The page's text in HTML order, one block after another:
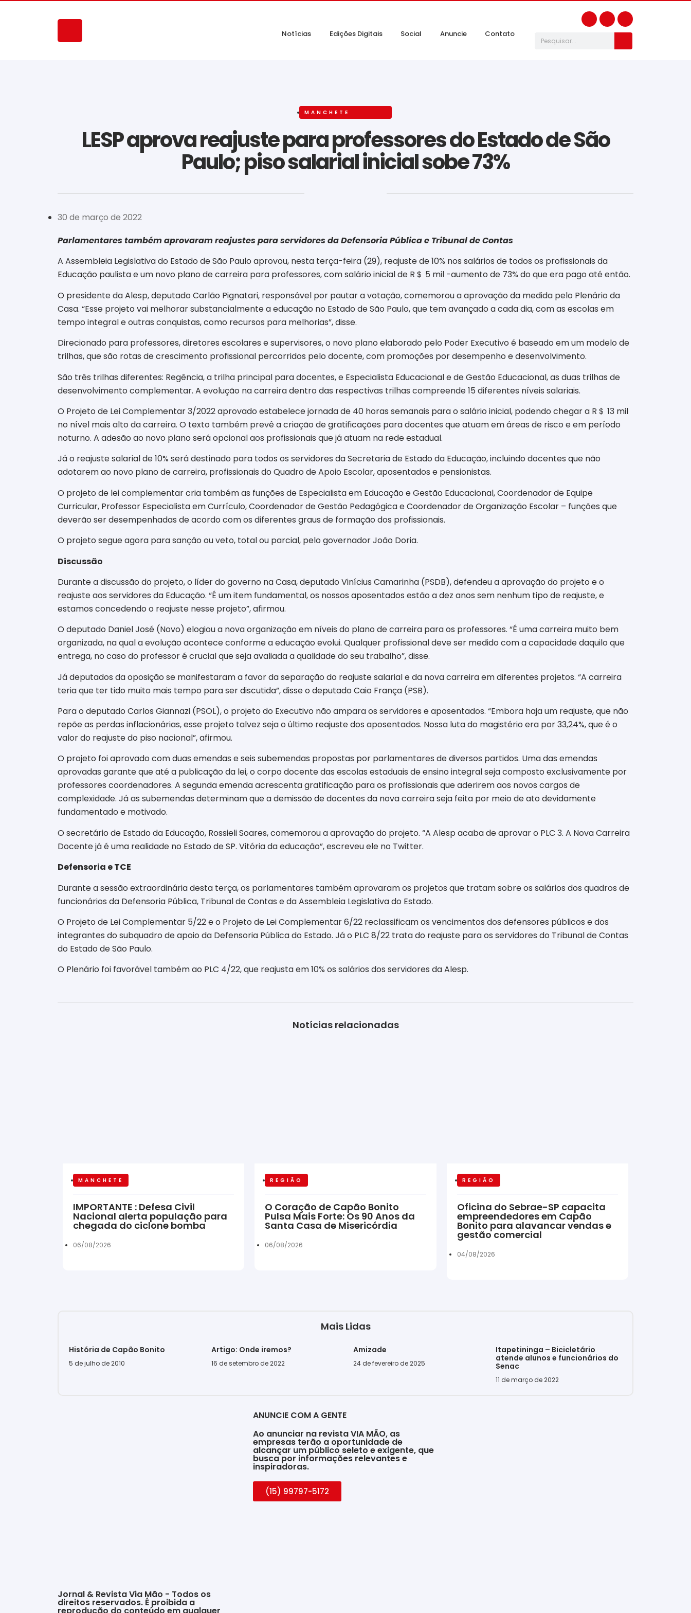
Notícias Edições Digitais Social Anuncie Contato
MANCHETE
LESP aprova reajuste para professores do Estado de São
Paulo; piso salarial inicial sobe 73%
30 de março de 2022
Parlamentares também aprovaram reajustes para servidores da Defensoria Pública e Tribunal de Contas
A Assembleia Legislativa do Estado de São Paulo aprovou, nesta terça-feira (29), reajuste de 10% nos salários de todos os profissionais da
Educação paulista e um novo plano de carreira para professores, com salário inicial de R ＄ 5 mil -aumento de 73% do que era pago até então.
O presidente da Alesp, deputado Carlão Pignatari, responsável por pautar a votação, comemorou a aprovação da medida pelo Plenário da
Casa. “Esse projeto vai melhorar substancialmente a educação no Estado de São Paulo, que tem avançado a cada dia, com as escolas em
tempo integral e outras conquistas, como recursos para melhorias”, disse.
Direcionado para professores, diretores escolares e supervisores, o novo plano elaborado pelo Poder Executivo é baseado em um modelo de
trilhas, que são rotas de crescimento profissional percorridos pelo docente, com promoções por desempenho e desenvolvimento.
São três trilhas diferentes: Regência, a trilha principal para docentes, e Especialista Educacional e de Gestão Educacional, as duas trilhas de
desenvolvimento complementar. A evolução na carreira dentro das respectivas trilhas compreende 15 diferentes níveis salariais.
O Projeto de Lei Complementar 3/2022 aprovado estabelece jornada de 40 horas semanais para o salário inicial, podendo chegar a R ＄ 13 mil
no nível mais alto da carreira. O texto também prevê a criação de gratificações para docentes que atuam em áreas de risco e em período
noturno. A adesão ao novo plano será opcional aos profissionais que já atuam na rede estadual.
Já o reajuste salarial de 10% será destinado para todos os servidores da Secretaria de Estado da Educação, incluindo docentes que não
adotarem ao novo plano de carreira, profissionais do Quadro de Apoio Escolar, aposentados e pensionistas.
O projeto de lei complementar cria também as funções de Especialista em Educação e Gestão Educacional, Coordenador de Equipe
Curricular, Professor Especialista em Currículo, Coordenador de Gestão Pedagógica e Coordenador de Organização Escolar – funções que
deverão ser desempenhadas de acordo com os diferentes graus de formação dos profissionais.
O projeto segue agora para sanção ou veto, total ou parcial, pelo governador João Doria.
Discussão
Durante a discussão do projeto, o líder do governo na Casa, deputado Vinícius Camarinha (PSDB), defendeu a aprovação do projeto e o
reajuste aos servidores da Educação. “É um item fundamental, os nossos aposentados estão a dez anos sem nenhum tipo de reajuste, e
estamos concedendo o reajuste nesse projeto”, afirmou.
O deputado Daniel José (Novo) elogiou a nova organização em níveis do plano de carreira para os professores. “É uma carreira muito bem
organizada, na qual a evolução acontece conforme a educação evolui. Qualquer profissional deve ser medido com a capacidade daquilo que
entrega, no caso do professor é crucial que seja avaliada a qualidade do seu trabalho”, disse.
Já deputados da oposição se manifestaram a favor da separação do reajuste salarial e da nova carreira em diferentes projetos. “A carreira
teria que ter tido muito mais tempo para ser discutida”, disse o deputado Caio França (PSB).
Para o deputado Carlos Giannazi (PSOL), o projeto do Executivo não ampara os servidores e aposentados. “Embora haja um reajuste, que não
repõe as perdas inflacionárias, esse projeto talvez seja o último reajuste dos aposentados. Nossa luta do magistério era por 33,24%, que é o
valor do reajuste do piso nacional”, afirmou.
O projeto foi aprovado com duas emendas e seis subemendas propostas por parlamentares de diversos partidos. Uma das emendas
aprovadas garante que até a publicação da lei, o corpo docente das escolas estaduais de ensino integral seja composto exclusivamente por
professores coordenadores. A segunda emenda acrescenta gratificação para os profissionais que aderirem aos novos cargos de
complexidade. Já as subemendas determinam que a demissão de docentes da nova carreira seja feita por meio de ato devidamente
fundamentado e motivado.
O secretário de Estado da Educação, Rossieli Soares, comemorou a aprovação do projeto. “A Alesp acaba de aprovar o PLC 3. A Nova Carreira
Docente já é uma realidade no Estado de SP. Vitória da educação”, escreveu ele no Twitter.
Defensoria e TCE
Durante a sessão extraordinária desta terça, os parlamentares também aprovaram os projetos que tratam sobre os salários dos quadros de
funcionários da Defensoria Pública, Tribunal de Contas e da Assembleia Legislativa do Estado.
O Projeto de Lei Complementar 5/22 e o Projeto de Lei Complementar 6/22 reclassificam os vencimentos dos defensores públicos e dos
integrantes do subquadro de apoio da Defensoria Pública do Estado. Já o PLC 8/22 trata do reajuste para os servidores do Tribunal de Contas
do Estado de São Paulo.
O Plenário foi favorável também ao PLC 4/22, que reajusta em 10% os salários dos servidores da Alesp.
Notícias relacionadas
MANCHETE
IMPORTANTE : Defesa Civil
Nacional alerta população para
chegada do ciclone bomba
06/08/2026
REGIÃO
O Coração de Capão Bonito
Pulsa Mais Forte: Os 90 Anos da
Santa Casa de Misericórdia
06/08/2026
REGIÃO
Oficina do Sebrae-SP capacita
empreendedores em Capão
Bonito para alavancar vendas e
gestão comercial
04/08/2026
Mais Lidas
História de Capão Bonito
5 de julho de 2010
Artigo: Onde iremos?
16 de setembro de 2022
Amizade
24 de fevereiro de 2025
Itapetininga – Bicicletário
atende alunos e funcionários do
Senac
11 de março de 2022
Jornal & Revista Via Mão - Todos os
direitos reservados. É proibida a
reprodução do conteúdo em qualquer
ANUNCIE COM A GENTE
Ao anunciar na revista VIA MÃO, as
empresas terão a oportunidade de
alcançar um público seleto e exigente, que
busca por informações relevantes e
inspiradoras.
(15) 99797-5172